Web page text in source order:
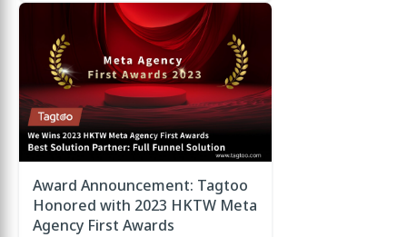
Award Announcement: Tagtoo
Honored with 2023 HKTW Meta
Agency First Awards